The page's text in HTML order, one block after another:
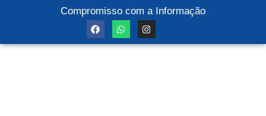
Compromisso com a Informação